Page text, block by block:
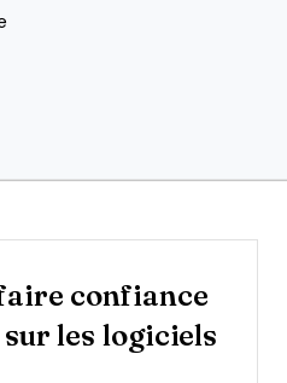
confiance
les logiciels